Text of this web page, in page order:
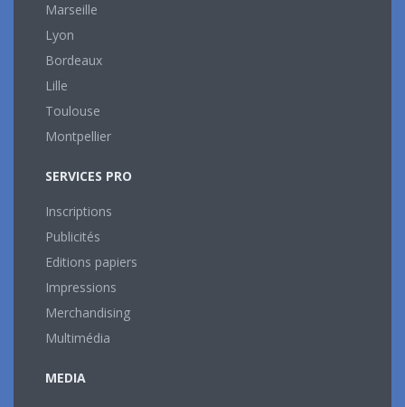
Marseille
Lyon
Bordeaux
Lille
Toulouse
Montpellier
SERVICES PRO
Inscriptions
Publicités
Editions papiers
Impressions
Merchandising
Multimédia
MEDIA